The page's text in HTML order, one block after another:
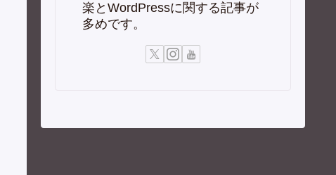
楽とWordPressに関する記事が
多めです。